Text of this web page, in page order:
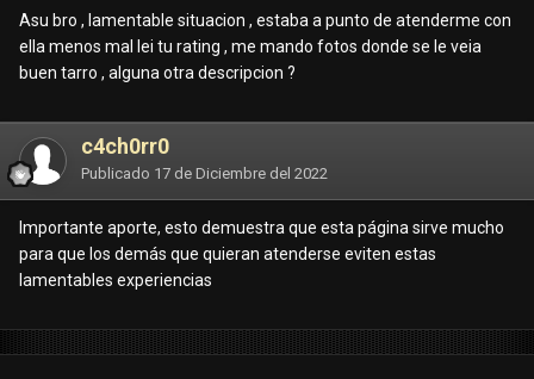
Asu bro , lamentable situacion , estaba a punto de atenderme con
ella menos mal lei tu rating , me mando fotos donde se le veia
buen tarro , alguna otra descripcion ?
c4ch0rr0
Publicado 17 de Diciembre del 2022
Importante aporte, esto demuestra que esta página sirve mucho
para que los demás que quieran atenderse eviten estas
lamentables experiencias